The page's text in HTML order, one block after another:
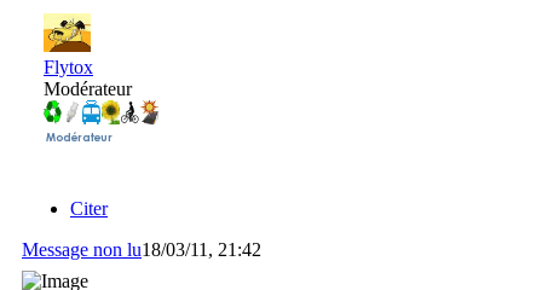
Flytox
Modérateur
Citer
Message non lu18/03/11, 21:42